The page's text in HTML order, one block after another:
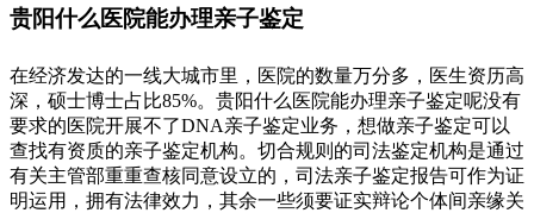
贵阳什么医院能办理亲子鉴定
在经济发达的一线大城市里，医院的数量万分多，医生资历高
深，硕士博士占比85%。贵阳什么医院能办理亲子鉴定呢没有
要求的医院开展不了DNA亲子鉴定业务，想做亲子鉴定可以
查找有资质的亲子鉴定机构。切合规则的司法鉴定机构是通过
有关主管部重重查核同意设立的，司法亲子鉴定报告可作为证
明运用，拥有法律效力，其余一些须要证实辩论个体间亲缘关